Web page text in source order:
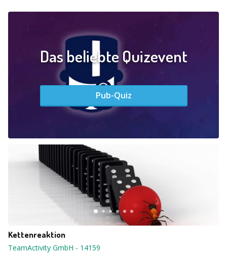
Das beliebte Quizevent
Pub-Quiz
Kettenreaktion
TeamActivity GmbH - 14159